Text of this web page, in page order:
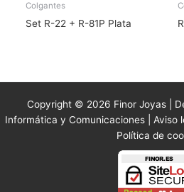
Colgantes
Set R-22 + R-81P Plata
Copyright © 2026 Finor Joyas |
Informática y Comunicaciones | Aviso
Política de